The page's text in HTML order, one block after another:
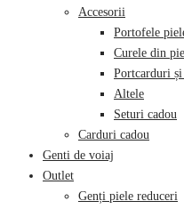
Accesorii
Portofele
Curele din
Portcarduri
Altele
Seturi cadou
Carduri cadou
Genti de voiaj
Outlet
Genți piele reduceri